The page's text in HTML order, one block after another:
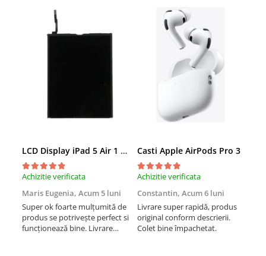
iPad Pro 11 Gen. 1 (2018)
iPad Pro 11 Gen. 2 (2020)
iPad Pro 12.9 Gen. 1 (2015)
iPad Pro 9.7 (2016)
Componente iWatch
Apple Watch 1 (38mm)
Apple Watch 1 (42mm)
Apple Watch 2 (38mm)
Apple Watch 2 (42mm)
LCD Display iPad 5 Air 1 A1474 A1475 A1822 A1823 9.7" original reconditionat
Achizitie verificata
Maris Eugenia, Acum 5 luni
Super ok foarte mulțumită de
produs se potrivește perfect si
funcționează bine. Livrare
Casti Apple AirPods Pro 3
Achizitie verificata
Constantin, Acum 6 luni
Livrare super rapidă, produs
original conform descrierii.
Colet bine împachetat.